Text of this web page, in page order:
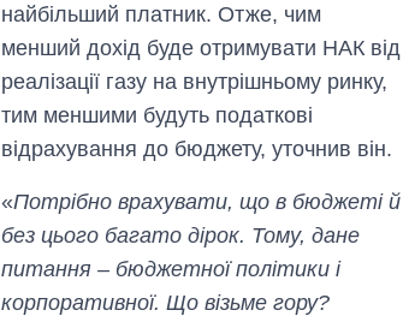
найбільший платник. Отже, чим
менший дохід буде отримувати НАК від
реалізації газу на внутрішньому ринку,
тим меншими будуть податкові
відрахування до бюджету, уточнив він.
«Потрібно врахувати, що в бюджеті й
без цього багато дірок. Тому, дане
питання – бюджетної політики і
корпоративної. Що візьме гору?